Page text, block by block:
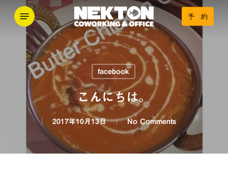
予 約
Menu
facebook
こんにちは。
2017年10月13日 No Comments